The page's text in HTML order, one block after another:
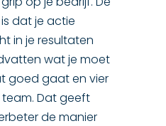
dat je actie
in je resultaten
wat je moet
goed gaat en vier
Dat geeft
de manier